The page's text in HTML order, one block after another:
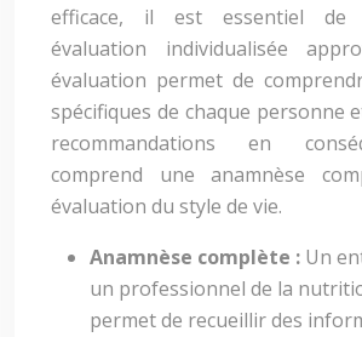
efficace, il est essentiel de
évaluation individualisée
évaluation permet de
spécifiques de chaque personne
recommandations en
comprend une anamnèse
évaluation du style de vie.
Anamnèse complète : Un
un professionnel de la
permet de recueillir des